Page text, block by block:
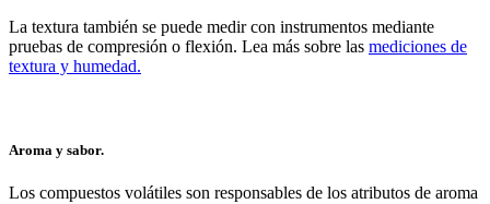
La textura también se puede medir con instrumentos mediante
pruebas de compresión o flexión. Lea más sobre las mediciones de
textura y humedad.
Aroma y sabor.
Los compuestos volátiles son responsables de los atributos de aroma